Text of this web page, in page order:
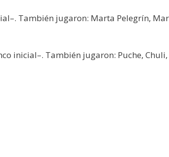
También jugaron: Marta Pelegrín,
inicial–. También jugaron: Puche,